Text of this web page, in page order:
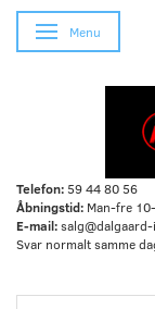
Skifte navigation
Menu
Telefon:59 44 80 56
Åbningstid: Man-fre
E-mail:
Svar normalt samme